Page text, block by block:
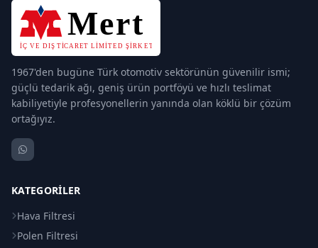
1967'den bugüne Türk otomotiv sektörünün güvenilir ismi;
güçlü tedarik ağı, geniş ürün portföyü ve hızlı teslimat
kabiliyetiyle profesyonellerin yanında olan köklü bir çözüm
ortağıyız.
KATEGORILER
Hava Filtresi
Polen Filtresi